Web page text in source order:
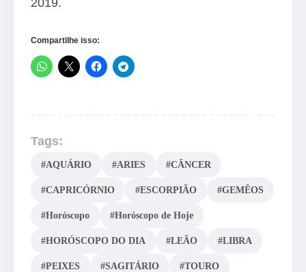
Compartilhe isso:
Tags:
#AQUÁRIO #ARIES #CÂNCER
#CAPRICÓRNIO #ESCORPIÃO #GEMÊOS
#Horóscopo #Horóscopo de Hoje
#HORÓSCOPO DO DIA #LEÃO #LIBRA
#PEIXES #SAGITÁRIO #TOURO